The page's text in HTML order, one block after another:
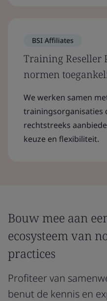
BSI Affiliates
Training Reseller
normen
We werken samen
trainingsorganisaties
rechtstreeks
keuze en flexibiliteit.
Bouw mee aan
ecosysteem van
practices
Profiteer van
benut de kennis en